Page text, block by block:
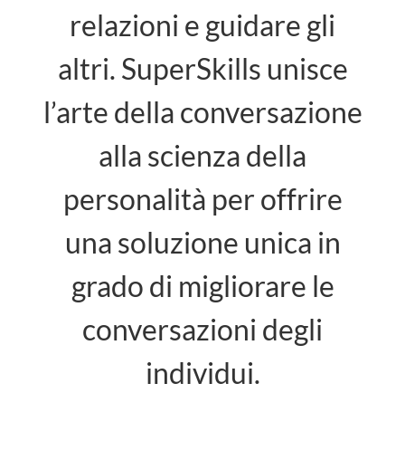
relazioni e guidare gli
altri. SuperSkills unisce
l’arte della conversazione
alla scienza della
personalità per offrire
una soluzione unica in
grado di migliorare le
conversazioni degli
individui.